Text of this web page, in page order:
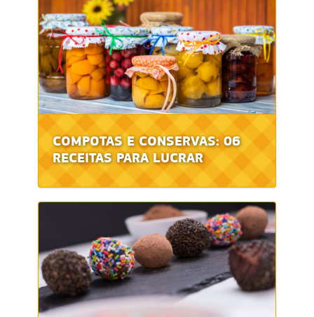
COMPOTAS E CONSERVAS: 06
RECEITAS PARA LUCRAR